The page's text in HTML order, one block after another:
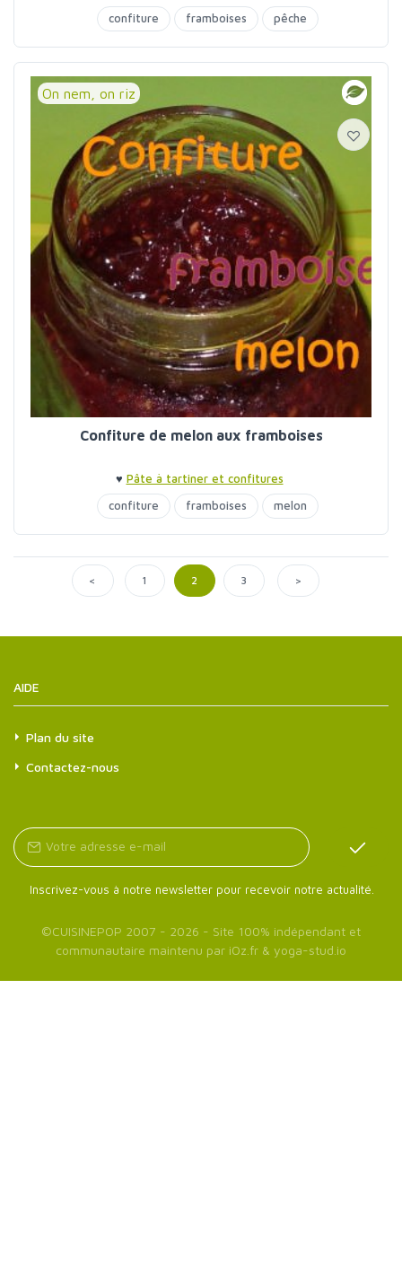
confiture
framboises pêche
On nem, on riz
Confiture de melon aux framboises
♥ Pâte à tartiner et confitures
confiture
framboises melon
< 1 2 3 >
AIDE
Plan du site
Contactez-nous
Inscrivez-vous à notre newsletter pour recevoir notre actualité.
©CUISINEPOP 2007 - 2026 - Site 100% indépendant et
communautaire maintenu par iOz.fr & yoga-stud.io